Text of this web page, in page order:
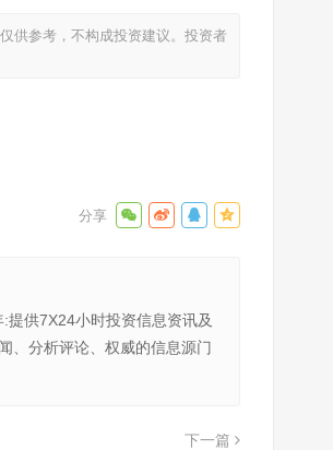
供参考，不构成投资建议。投资者
供7X24小时投资信息资讯及
、分析评论、权威的信息源门
下一篇